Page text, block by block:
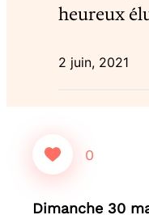
heureux
2 juin, 2021
0
Dimanche 30